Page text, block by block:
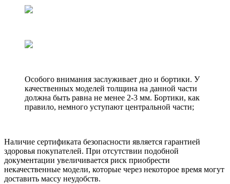
Особого внимания заслуживает дно и бортики. У
качественных моделей толщина на данной части
должна быть равна не менее 2-3 мм. Бортики, как
правило, немного уступают центральной части;
Наличие сертификата безопасности является гарантией
здоровья покупателей. При отсутствии подобной
документации увеличивается риск приобрести
некачественные модели, которые через некоторое время могут
доставить массу неудобств.